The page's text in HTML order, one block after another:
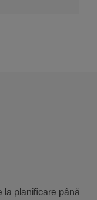
la plani­fi­care până